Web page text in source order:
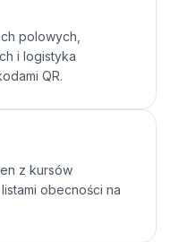
polowych,
i logistyka
QR.
z kursów
obecności na